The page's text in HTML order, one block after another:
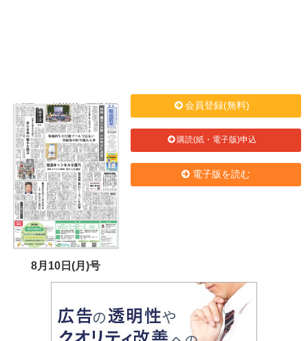
8月10日(月)号
会員登録(無料)
購読(紙・電子版)申込
電子版を読む